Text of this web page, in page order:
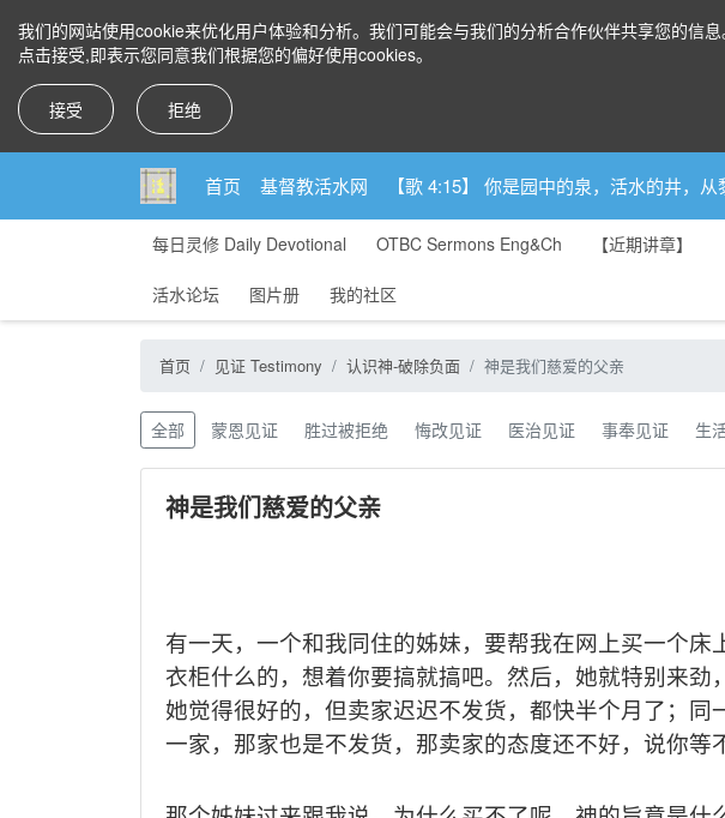
我们的网站使用cookie来优化用户体验和分析。我们可能会与我们的分析合作伙伴共享您的信息
点击接受,即表示您同意我们根据您的偏好使用cookies。
接受 拒绝
首页 基督教活水网 【歌 4:15】 你是园中的泉，活水的井，从
每日灵修 Daily Devotional OTBC Sermons Eng&Ch 【近期讲章】
活水论坛 图片册 我的社区
首页 见证 Testimony 认识神-破除负面 神是我们慈爱的父亲
全部 蒙恩见证 胜过被拒绝 悔改见证 医治见证 事奉见证 生
神是我们慈爱的父亲
有一天，一个和我同住的姊妹，要帮我在网上买一个床
衣柜什么的，想着你要搞就搞吧。然后，她就特别来劲
她觉得很好的，但卖家迟迟不发货，都快半个月了；同
一家，那家也是不发货，那卖家的态度还不好，说你等